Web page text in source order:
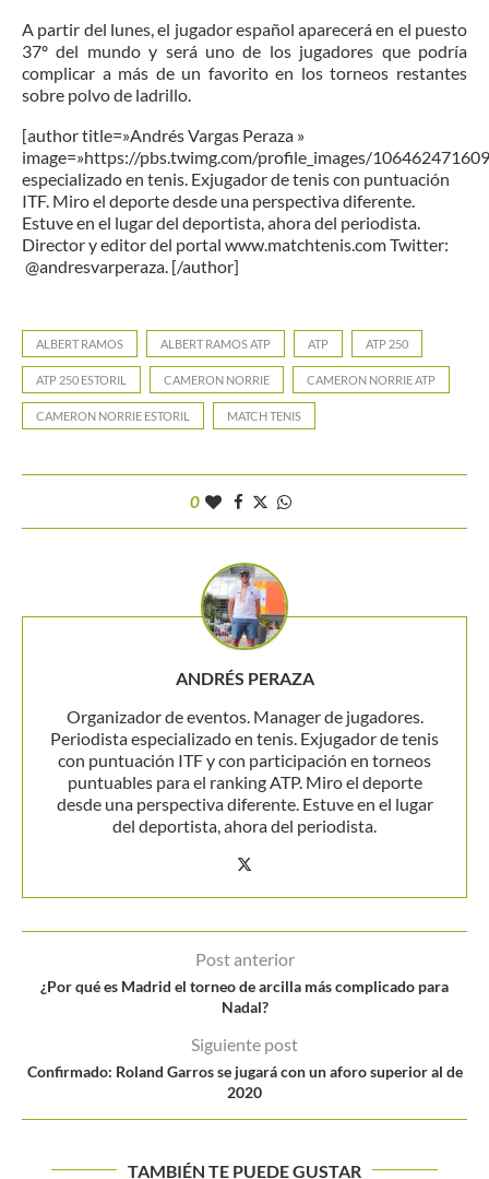
A partir del lunes, el jugador español aparecerá en el puesto
37º del mundo y será uno de los jugadores que podría
complicar a más de un favorito en los torneos restantes
sobre polvo de ladrillo.
[author title=»Andrés Vargas Peraza »
image=»https://pbs.twimg.com/profile_images/
especializado en tenis. Exjugador de tenis con puntuación
ITF. Miro el deporte desde una perspectiva diferente.
Estuve en el lugar del deportista, ahora del periodista.
Director y editor del portal www.matchtenis.com Twitter:
@andresvarperaza. [/author]
ALBERT RAMOS ALBERT RAMOS ATP ATP ATP 250
ATP 250 ESTORIL CAMERON NORRIE CAMERON NORRIE ATP
CAMERON NORRIE ESTORIL MATCH TENIS
0
ANDRÉS PERAZA
Organizador de eventos. Manager de jugadores.
Periodista especializado en tenis. Exjugador de tenis
con puntuación ITF y con participación en torneos
puntuables para el ranking ATP. Miro el deporte
desde una perspectiva diferente. Estuve en el lugar
del deportista, ahora del periodista.
Post anterior
¿Por qué es Madrid el torneo de arcilla más complicado para
Nadal?
Siguiente post
Confirmado: Roland Garros se jugará con un aforo superior al de
2020
TAMBIÉN TE PUEDE GUSTAR